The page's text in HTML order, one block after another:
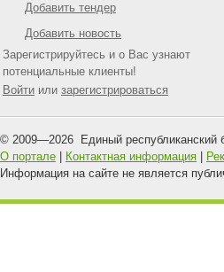
Добавить тендер
Добавить новость
Зарегистрируйтесь и о Вас узнают
потенциальные клиенты!
Войти или зарегистрироваться
© 2009—2026 Единый республиканский
О портале
Контактная информация
Информация на сайте не является